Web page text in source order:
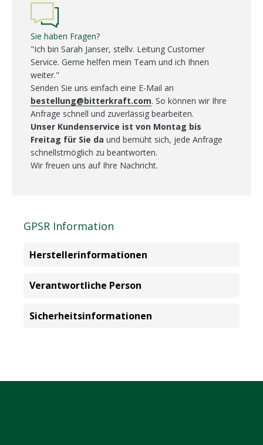
Sie haben Fragen?
"Ich bin Sarah Janser, stellv. Leitung Customer
Service. Gerne helfen mein Team und ich Ihnen
weiter."
Senden Sie uns einfach eine E-Mail an
bestellung@bitterkraft.com. So können wir Ihre
Anfrage schnell und zuverlässig bearbeiten.
Unser Kundenservice ist von Montag bis
Freitag für Sie da und bemüht sich, jede Anfrage
schnellstmöglich zu beantworten.
Wir freuen uns auf Ihre Nachricht.
GPSR Information
Herstellerinformationen
Verantwortliche Person
Sicherheitsinformationen